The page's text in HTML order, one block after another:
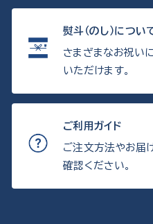
熨斗（のし）につい
さまざまなお祝い
いただけます。
ご利用ガイド
ご注文方法やお届
確認ください。